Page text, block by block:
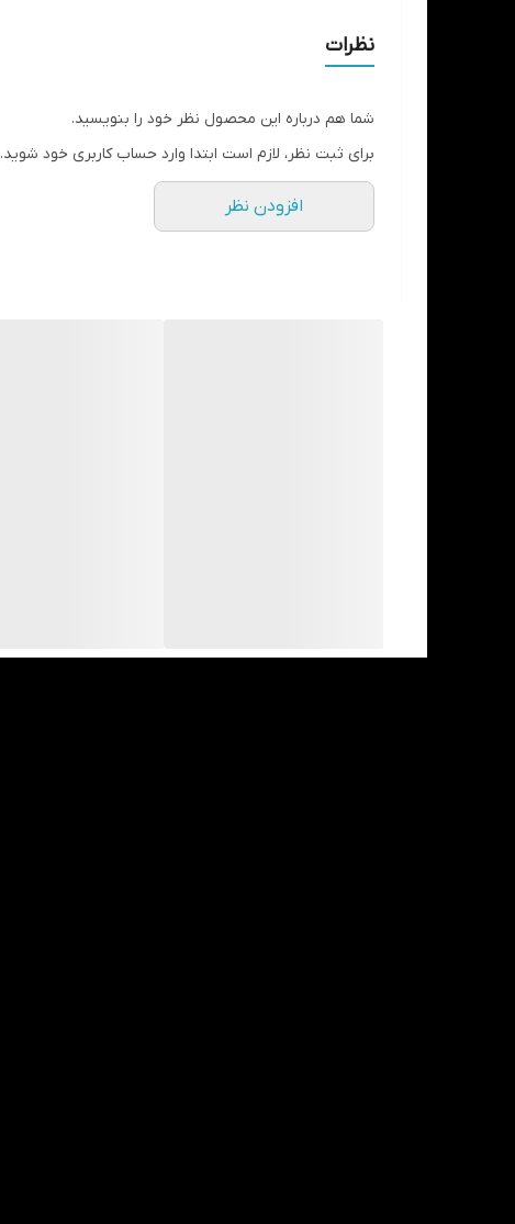
نظرات
شما هم درباره این محصول نظر خود را بنویسید.
برای ثبت نظر، لازم است ابتدا وارد حساب کاربری خود شوید.
افزودن نظر